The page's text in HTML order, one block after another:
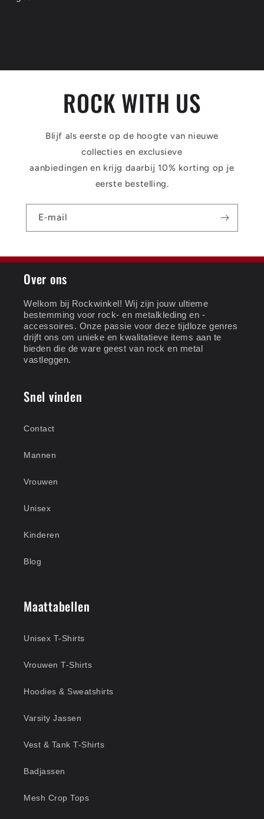
ROCK WITH US
Blijf als eerste op de hoogte van nieuwe
collecties en exclusieve
aanbiedingen en krijg daarbij 10% korting op je
eerste bestelling.
E‑mail
Over ons
Welkom bij Rockwinkel! Wij zijn jouw ultieme
bestemming voor rock- en metalkleding en -
accessoires. Onze passie voor deze tijdloze genres
drijft ons om unieke en kwalitatieve items aan te
bieden die de ware geest van rock en metal
vastleggen.
Snel vinden
Contact
Mannen
Vrouwen
Unisex
Kinderen
Blog
Maattabellen
Unisex T-Shirts
Vrouwen T-Shirts
Hoodies & Sweatshirts
Varsity Jassen
Vest & Tank T-Shirts
Badjassen
Mesh Crop Tops